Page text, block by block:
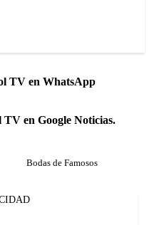
TV en WhatsApp
TV en Google Noticias.
Bodas de Famosos